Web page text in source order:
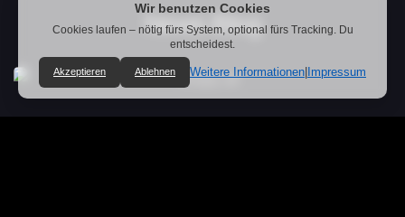
News Blog
Wir benutzen Cookies
Cookies laufen – nötig fürs System, optional fürs Tracking. Du
entscheidest.
Akzeptieren Ablehnen Weitere Informationen Impressum